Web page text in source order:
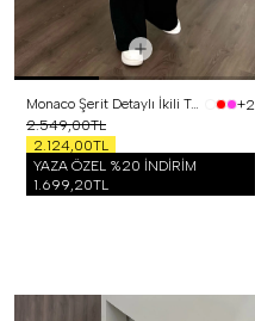
Monaco Şerit Detaylı İkili Takım Siyah
+2
2.549,00TL
2.124,00TL
YAZA ÖZEL %20 İNDİRİM
1.699,20TL